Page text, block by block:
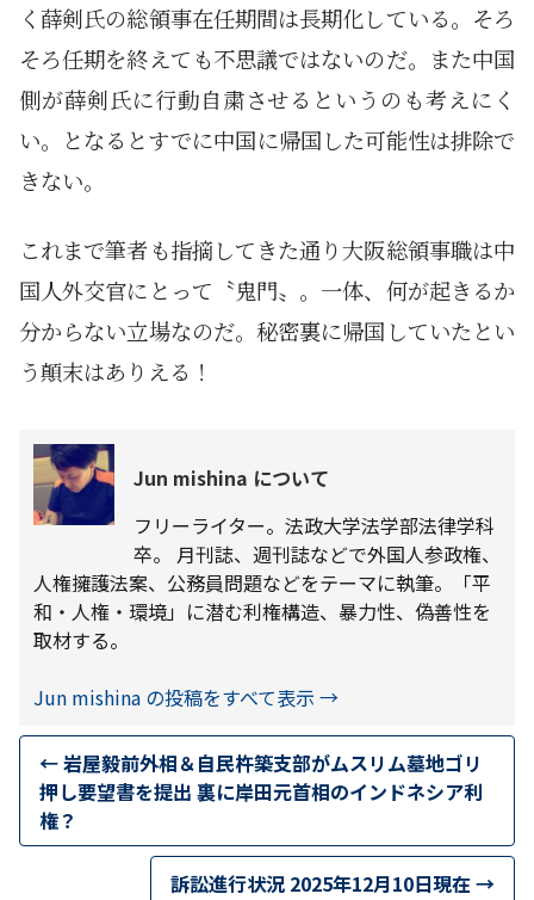
く薛剣氏の総領事在任期間は長期化している。そろ
そろ任期を終えても不思議ではないのだ。また中国
側が薛剣氏に行動自粛させるというのも考えにく
い。となるとすでに中国に帰国した可能性は排除で
きない。
これまで筆者も指摘してきた通り大阪総領事職は中
国人外交官にとって〝鬼門〟。一体、何が起きるか
分からない立場なのだ。秘密裏に帰国していたとい
う顛末はありえる！
Jun mishina について
フリーライター。法政大学法学部法律学科
卒。 月刊誌、週刊誌などで外国人参政権、
人権擁護法案、公務員問題などをテーマに執筆。「平
和・人権・環境」に潜む利権構造、暴力性、偽善性を
取材する。
Jun mishina の投稿をすべて表示 →
←岩屋毅前外相＆自民杵築支部がムスリム墓地ゴリ
押し要望書を提出 裏に岸田元首相のインドネシア利
権？
訴訟進行状況 2025年12月10日現在→